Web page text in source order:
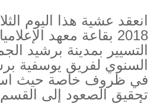
2018 بقاعة معهد
التسيير بمدينة برشيد
السنوي لفريق يوسفية
في ظروف خاصة حيث
تحقيق الصعود إلى